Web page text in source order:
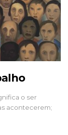
o ser
acontecerem;